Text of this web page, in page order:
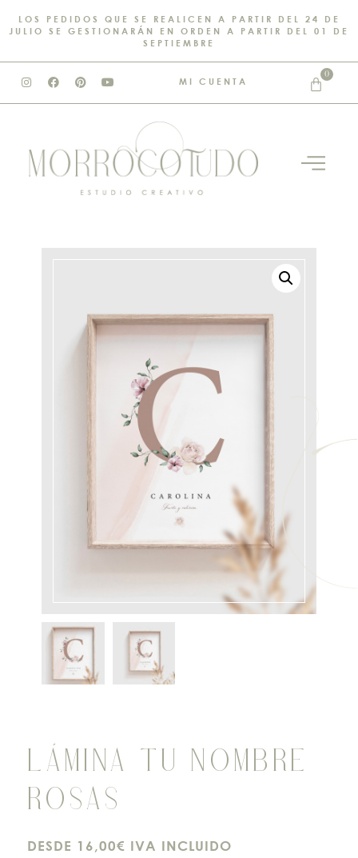
LOS PEDIDOS QUE SE REALICEN A PARTIR DEL 24 DE
JULIO SE GESTIONARÁN EN ORDEN A PARTIR DEL 01 DE
SEPTIEMBRE
MI CUENTA
0
LÁMINA TU NOMBRE
ROSAS
DESDE 16,00€ IVA INCLUIDO